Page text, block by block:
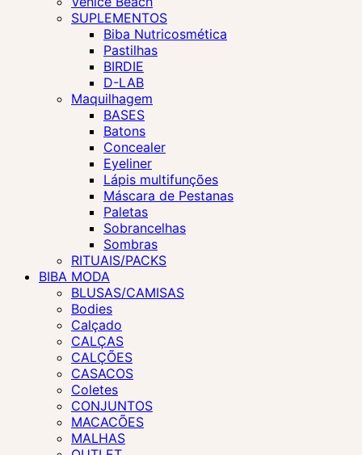
SUPLEMENTOS
Biba Nutricosmética
Pastilhas
BIRDIE
D-LAB
Maquilhagem
BASES
Batons
Concealer
Eyeliner
Lápis multifunções
Máscara de Pestanas
Paletas
Sobrancelhas
Sombras
RITUAIS/PACKS
BIBA MODA
BLUSAS/CAMISAS
Bodies
Calçado
CALÇAS
CALÇÕES
CASACOS
Coletes
CONJUNTOS
MACACÕES
MALHAS